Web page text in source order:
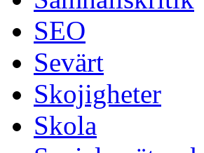
SEO
Sevärt
Skojigheter
Skola